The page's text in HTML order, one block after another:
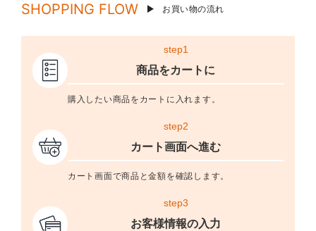
SHOPPING FLOW お買い物の流れ
step1
商品をカートに
購入したい商品をカートに入れます。
step2
カート画面へ進む
カート画面で商品と金額を確認します。
step3
お客様情報の入力